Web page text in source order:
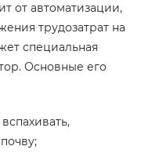
от автоматизации,
трудозатрат на
специальная
Основные его